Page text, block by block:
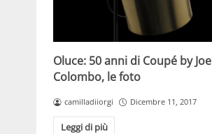
Oluce: 50 anni di Coupé by Joe
Colombo, le foto
camilladiiorgi Dicembre 11, 2017
Leggi di più